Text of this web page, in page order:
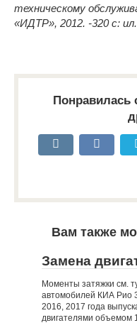
техническому
«ИДТР», 2012. -320 с:
Понравилась
Вам также
Замена
Моменты затяжки см.
автомобилей КИА Рио
2016, 2017 года
двигателями объемом